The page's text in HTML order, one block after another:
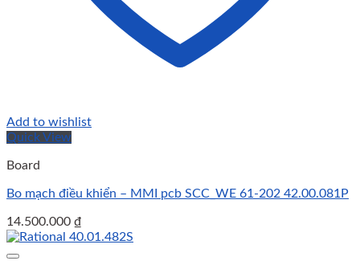
Add to wishlist
Quick View
Board
Bo mạch điều khiển – MMI pcb SCC_WE 61-202 42.00.081P
14.500.000 ₫